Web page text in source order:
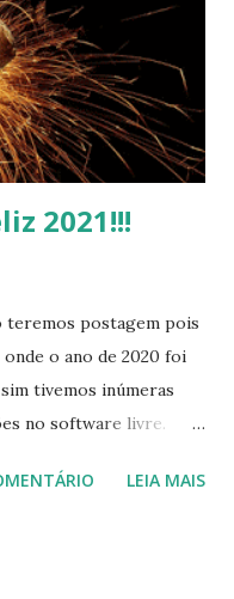
2021!!!
postagem pois
o ano de 2020 foi
tivemos inúmeras
no software livre.
site este ano e porLEIA MAIS